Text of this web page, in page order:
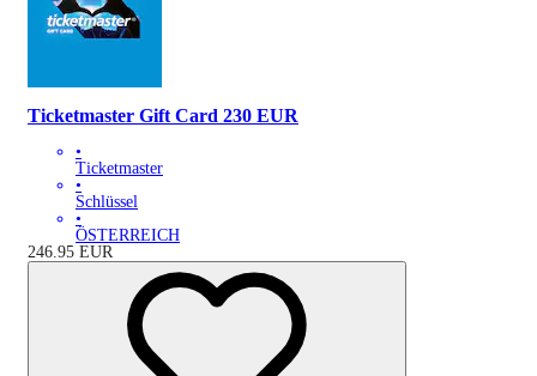
Ticketmaster Gift Card 230 EUR
•
Ticketmaster
•
Schlüssel
•
ÖSTERREICH
246.95 EUR